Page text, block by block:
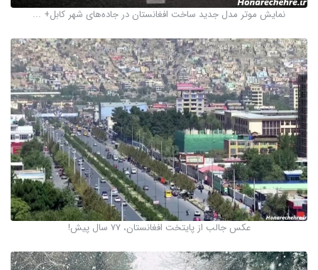
نمایش موتر مدل جدید ساخت افغانستان در جاده‌های شهر کابل+ ...
عکس جالب از پایتخت افغانستان، ۷۷ سال پیش!